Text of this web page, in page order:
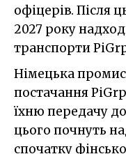
офіцерів. Після
2027 року
транспорти
Німецька
постачання
їхню передачу
цього почнуть
спочатку